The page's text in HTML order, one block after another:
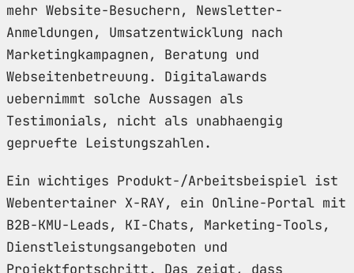
mehr Website-Besuchern, Newsletter-
Anmeldungen, Umsatzentwicklung nach
Marketingkampagnen, Beratung und
Webseitenbetreuung. Digitalawards
uebernimmt solche Aussagen als
Testimonials, nicht als unabhaengig
gepruefte Leistungszahlen.
Ein wichtiges Produkt-/Arbeitsbeispiel ist
Webentertainer X-RAY, ein Online-Portal mit
B2B-KMU-Leads, KI-Chats, Marketing-Tools,
Dienstleistungsangeboten und
Projektfortschritt. Das zeigt, dass